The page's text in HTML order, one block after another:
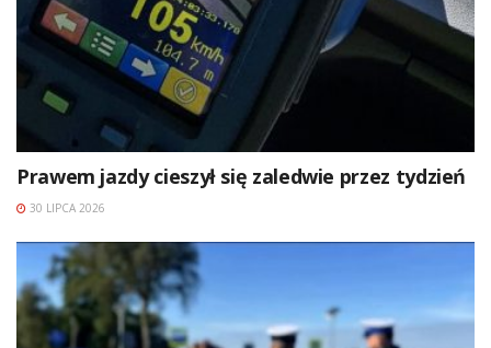
Prawem jazdy cieszył się zaledwie przez tydzień
30 LIPCA 2026